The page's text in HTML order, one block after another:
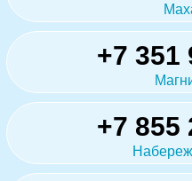
+7 351
+7 855